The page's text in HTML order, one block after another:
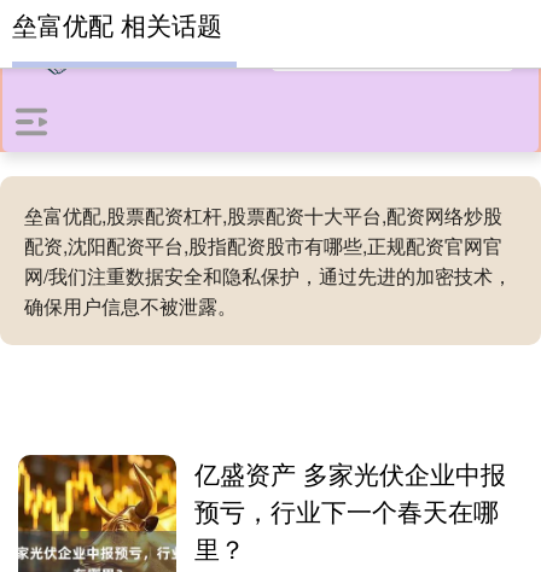
垒富优配,股票配资杠杆,股票配资十大平台,配资网络炒股
配资,沈阳配资平台,股指配资股市有哪些,正规配资官网官
网/我们注重数据安全和隐私保护，通过先进的加密技术，
确保用户信息不被泄露。
垒富优配 相关话题
亿盛资产 多家光伏企业中报
预亏，行业下一个春天在哪
里？